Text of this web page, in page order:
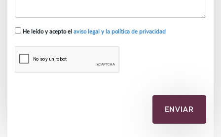
He leído y acepto el aviso legal y la política de privacidad